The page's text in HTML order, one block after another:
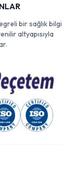
bir sağlık bilgi
altyapısıyla